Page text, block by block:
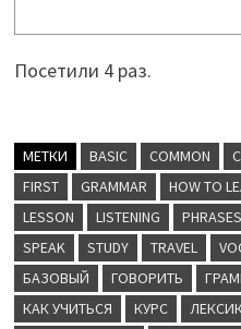
Посетили 4 раз.
МЕТКИ BASIC COMMON
FIRST
GRAMMAR HOW TO
LESSON
LISTENING PHRASES
SPEAK
STUDY TRAVEL
БАЗОВЫЙ
ГОВОРИТЬ
КАК УЧИТЬСЯ
КУРС